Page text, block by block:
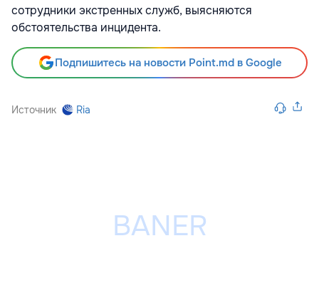
сотрудники экстренных служб, выясняются
обстоятельства инцидента.
Подпишитесь на новости Point.md в Google
Источник Ria